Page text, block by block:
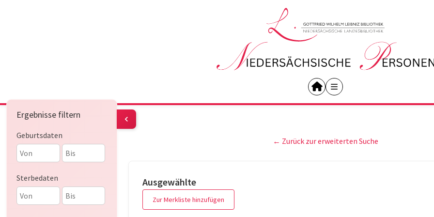
← Zurück zur erweiterten Suche
Ergebnisse filtern
Geburtsdaten
Sterbedaten Ausgewählte
Zur Merkliste hinzufügen